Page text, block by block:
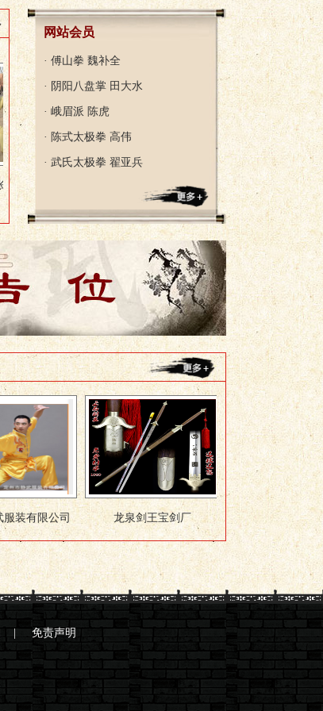
网站会员
· 傅山拳 魏补全
· 阴阳八盘掌 田大水
· 峨眉派 陈虎
· 陈式太极拳 高伟
· 武氏太极拳 翟亚兵
免责声明